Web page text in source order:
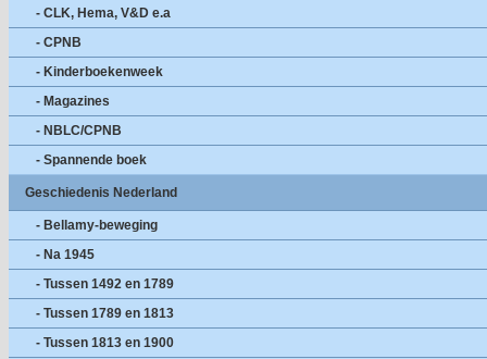
- CLK, Hema, V&D e.a
- CPNB
- Kinderboekenweek
- Magazines
- NBLC/CPNB
- Spannende boek
Geschiedenis Nederland
- Bellamy-beweging
- Na 1945
- Tussen 1492 en 1789
- Tussen 1789 en 1813
- Tussen 1813 en 1900